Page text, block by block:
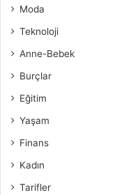
Moda
Teknoloji
Anne-Bebek
Burçlar
Eğitim
Yaşam
Finans
Kadın
Tarifler